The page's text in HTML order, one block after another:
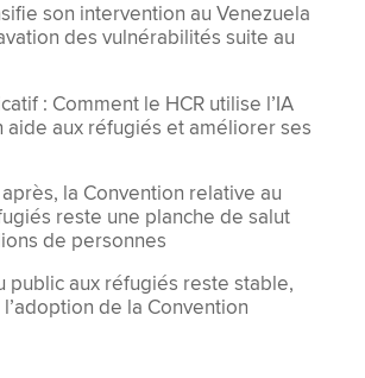
son intervention au Venezuela
des vulnérabilités suite au
: Comment le HCR utilise l’IA
aide aux réfugiés et améliorer ses
après, la Convention relative au
reste une planche de salut
de personnes
public aux réfugiés reste stable,
de la Convention